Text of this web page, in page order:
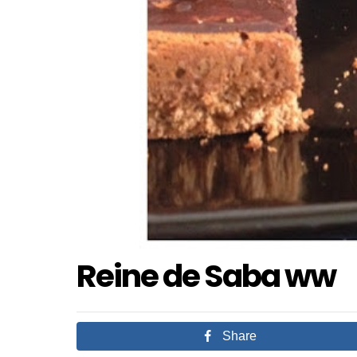
Reine de Saba ww
Share